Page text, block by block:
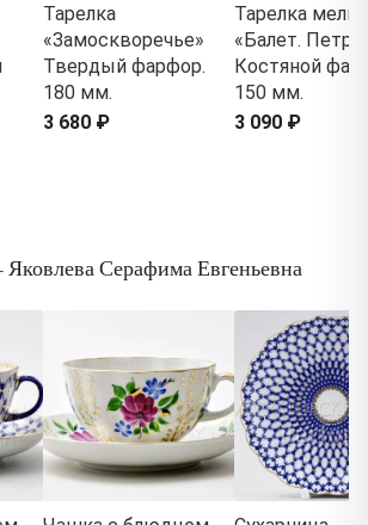
Тарелка
«Замоскворечье»
Твердый фарфор.
180 мм.
3 680 ₽
Тарелка
«Балет.
Костяной
150 мм.
3 090 ₽
Серафима Евгеньевна